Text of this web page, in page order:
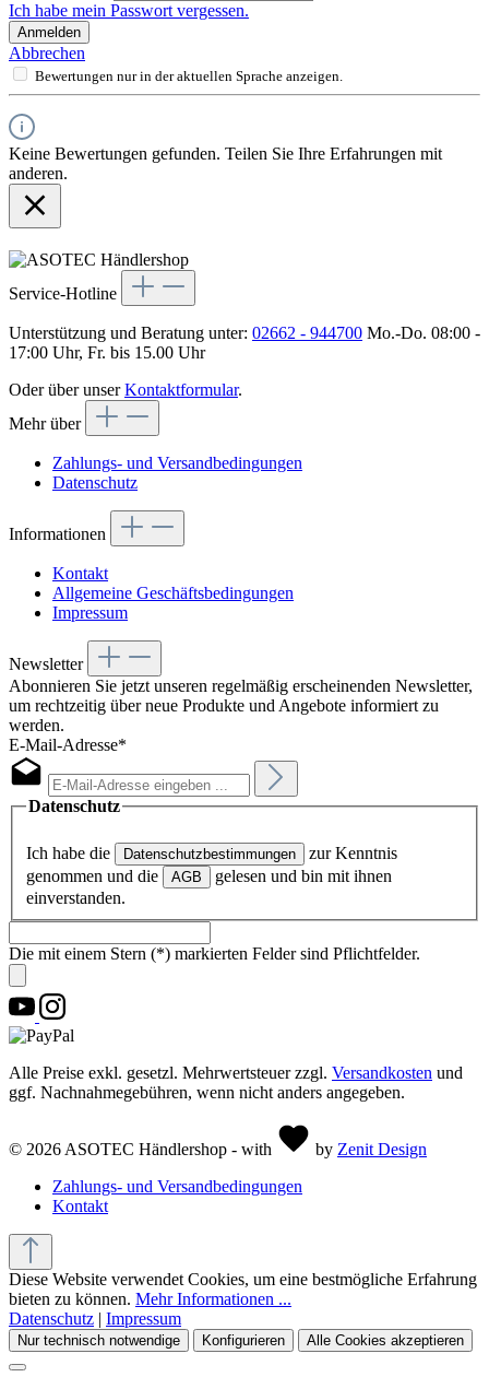
Ich habe mein Passwort vergessen.
Anmelden
Abbrechen
Bewertungen nur in der aktuellen Sprache anzeigen.
Keine Bewertungen gefunden. Teilen Sie Ihre Erfahrungen mit
anderen.
Service-Hotline
Unterstützung und Beratung unter: 02662 - 944700 Mo.-Do. 08:00 -
17:00 Uhr, Fr. bis 15.00 Uhr
Oder über unserKontaktformular.
Mehr über
Zahlungs- und Versandbedingungen
Datenschutz
Informationen
Kontakt
Allgemeine Geschäftsbedingungen
Impressum
Newsletter
Abonnieren Sie jetzt unseren regelmäßig erscheinenden Newsletter,
um rechtzeitig über neue Produkte und Angebote informiert zu
werden.
E-Mail-Adresse*
Datenschutz
Ich habe die Datenschutzbestimmungen
zur Kenntnis
genommen und die
AGB
gelesen und bin mit ihnen
einverstanden.
Die mit einem Stern (*) markierten Felder sind Pflichtfelder.
Alle Preise exkl. gesetzl. Mehrwertsteuer zzgl. Versandkosten und
ggf. Nachnahmegebühren, wenn nicht anders angegeben.
© 2026 ASOTEC Händlershop - with by Zenit Design
Zahlungs- und Versandbedingungen
Kontakt
Diese Website verwendet Cookies, um eine bestmögliche Erfahrung
bieten zu können. Mehr Informationen ...
Datenschutz | Impressum
Nur technisch notwendige Konfigurieren Alle Cookies akzeptieren